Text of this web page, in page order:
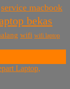
service macbook
bekas
wifi wifi laptop
dan MacBook
Laptop,